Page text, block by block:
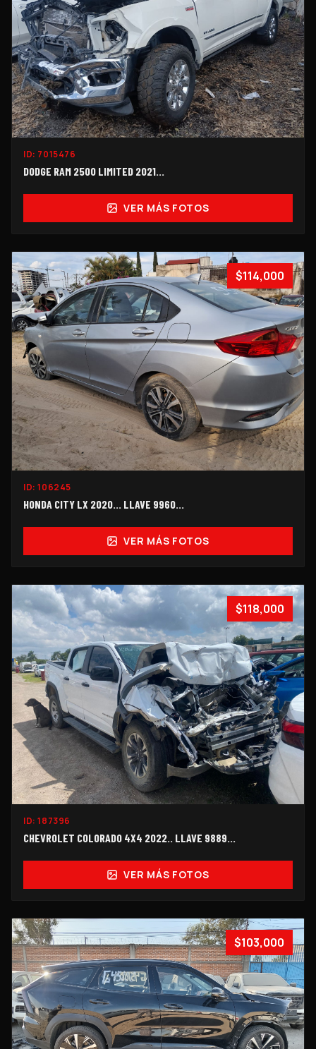
ID: 7015476
DODGE RAM 2500 LIMITED 2021...
VER MÁS FOTOS
$114,000
ID:106245
HONDA CITY LX 2020... LLAVE 9960…
VER MÁS FOTOS
$118,000
ID:187396
CHEVROLET COLORADO 4X4 2022.. LLAVE 9889...
VER MÁS FOTOS
$103,000